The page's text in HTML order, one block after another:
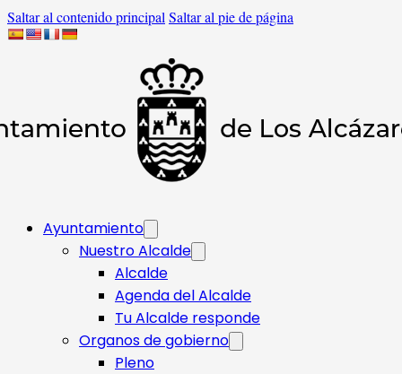
Saltar al contenido principal Saltar al pie de página
Ayuntamiento
Nuestro Alcalde
Alcalde
Agenda del Alcalde
Tu Alcalde responde​
Organos de gobierno
Pleno